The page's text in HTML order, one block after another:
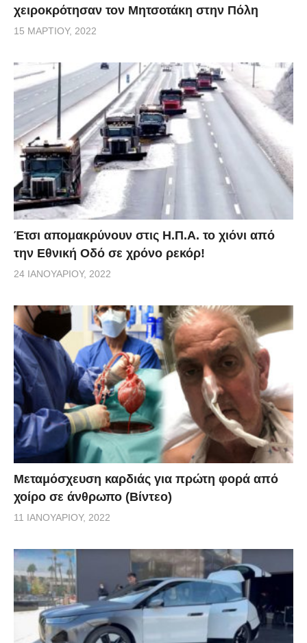
χειροκρότησαν τον Μητσοτάκη στην Πόλη
15 ΜΑΡΤΊΟΥ, 2022
Έτσι απομακρύνουν στις Η.Π.Α. το χιόνι από
την Εθνική Οδό σε χρόνο ρεκόρ!
24 ΙΑΝΟΥΑΡΊΟΥ, 2022
Μεταμόσχευση καρδιάς για πρώτη φορά από
χοίρο σε άνθρωπο (Βίντεο)
11 ΙΑΝΟΥΑΡΊΟΥ, 2022